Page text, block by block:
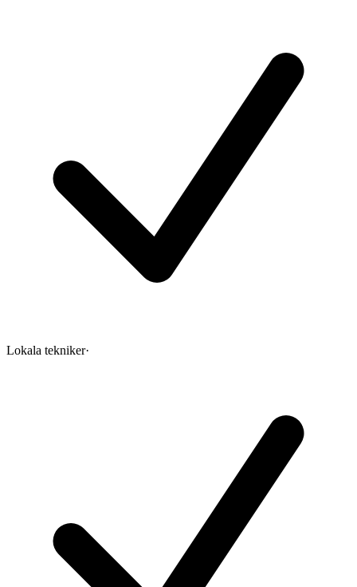
Lokala tekniker·